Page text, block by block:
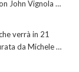
John Vignola …
verrà in 21
da Michele …